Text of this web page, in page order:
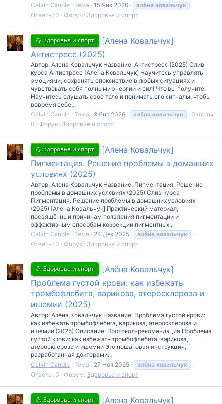
Calvin Candie Тема 15 Янв 2026 алёна ковальчук
Ответы: 0
Форум: Здоровье и спорт
💪 Здоровье и спорт
[Алена Ковальчук]
Антистресс (2025)
Автор: Алена Ковальчук Название: Антистресс (2025) Слив
курса Антистресс [Алена Ковальчук] Научитесь управлять
эмоциями, сохранять спокойствие в любых ситуациях и
чувствовать себя полными энергии и сил! Что вы получите:
Научитесь слушать свое тело и понимать его сигналы, чтобы
вовремя себе...
Calvin Candie Тема 8 Янв 2026 алёна ковальчук
Ответы:
0
Форум: Здоровье и спорт
💪 Здоровье и спорт
[Алена Ковальчук]
Пигментация. Решение проблемы в домашних
условиях (2025)
Автор: Алена Ковальчук Название: Пигментация. Решение
проблемы в домашних условиях (2025) Слив курса
Пигментация. Решение проблемы в домашних условиях
(2025) [Алена Ковальчук] Практический материал,
посвящённый причинам появления пигментации и
эффективным способам коррекции пигментных...
Calvin Candie Тема 24 Дек 2025 алёна ковальчук
Ответы: 0
Форум: Здоровье и спорт
💪 Здоровье и спорт
[Алёна Ковальчук]
Проблема густой крови: как избежать
тромбофлебита, варикоза, атеросклероза и
ишемии (2025)
Автор: Алёна Ковальчук Название: Проблема густой крови:
как избежать тромбофлебита, варикоза, атеросклероза и
ишемии (2025) Описание: Протокол-рекомендация Проблема
густой крови: как избежать тромбофлебита, варикоза,
атеросклероза и ишемии Это пошаговая инструкция,
разработанная докторами...
Calvin Candie Тема 27 Ноя 2025 алёна ковальчук
Ответы: 0
Форум: Здоровье и спорт
💪 Здоровье и спорт [Алена Ковальчук]